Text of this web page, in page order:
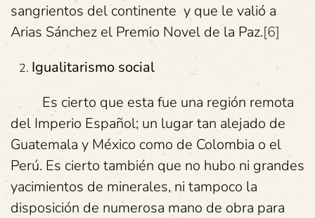
sangrientos del continente y que le valió a
Arias Sánchez el Premio Novel de la Paz.[6]
Igualitarismo social
Es cierto que esta fue una región remota
del Imperio Español; un lugar tan alejado de
Guatemala y México como de Colombia o el
Perú. Es cierto también que no hubo ni grandes
yacimientos de minerales, ni tampoco la
disposición de numerosa mano de obra para